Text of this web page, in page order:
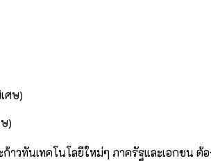
)
ทันเทคโนโลยีใหม่ๆ ภาครัฐและเอกชน ต้อ